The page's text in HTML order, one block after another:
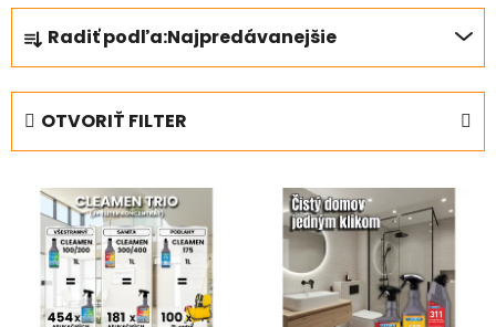
R
a
d
e
n
i
Radiť podľa:Najpredávanejšie
OTVORIŤ FILTER